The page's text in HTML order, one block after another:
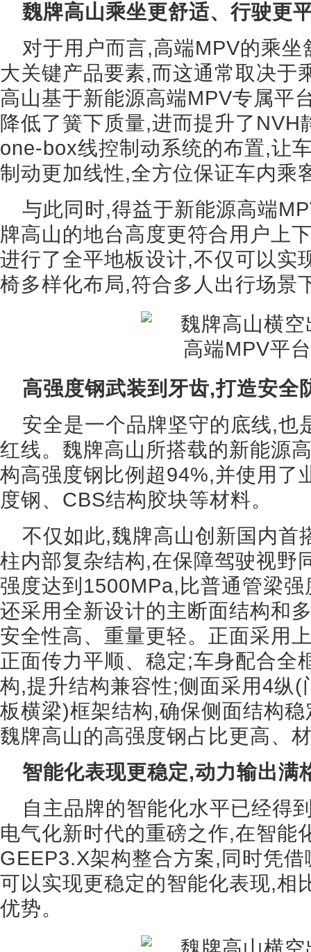
魏牌高山乘坐更舒适、行驶更
对于用户而言,高端MPV的乘
大关键产品要素,而这通常取决于
高山基于新能源高端MPV专属平
降低了簧下质量,进而提升了NVH
one-box线控制动系统的布置,让
制动更加线性,全方位保证车内乘
与此同时,得益于新能源高端
牌高山的地台高度更符合用户上
进行了全平地板设计,不仅可以实
椅多样化布局,符合多人出行场景
高强度钢武装到牙齿,打造安全
安全是一个品牌坚守的底线,也
红线。魏牌高山所搭载的新能源
构高强度钢比例超94%,并使用了
度钢、CBS结构胶块等材料。
不仅如此,魏牌高山创新国内首
柱内部复杂结构,在保障驾驶视野
强度达到1500MPa,比普通管梁
还采用全新设计的主断面结构和
安全性高、重量更轻。正面采用
正面传力平顺、稳定;车身配合全
构,提升结构兼容性;侧面采用4纵
板横梁)框架结构,确保侧面结构
魏牌高山的高强度钢占比更高、
智能化表现更稳定,动力输出满
自主品牌的智能化水平已经得
电气化新时代的重磅之作,在智能
GEEP3.X架构整合方案,同时凭
可以实现更稳定的智能化表现,相
优势。